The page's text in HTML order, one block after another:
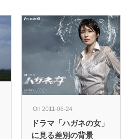
On 2011-06-24
ドラマ「ハガネの女」
に見る差別の背景